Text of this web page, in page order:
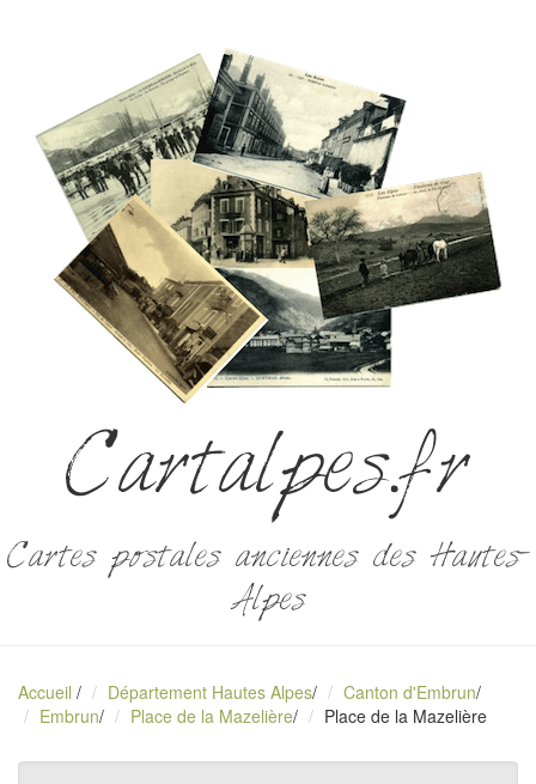
Cartalpes.fr
Cartes postales anciennes des Hautes-
Alpes
Accueil / Département Hautes Alpes/ Canton d'Embrun/
Embrun/ Place de la Mazelière/ Place de la Mazelière